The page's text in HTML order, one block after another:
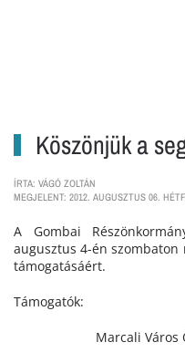
Köszönjük a
ÍRTA: VÁGÓ ZOLTÁN
MEGJELENT: 2012. AUGUSZTUS 06.
A Gombai
augusztus 4-én
támogatásáért.
Támogatók:
Marcali Város